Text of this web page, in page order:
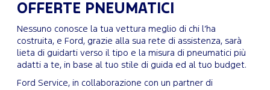
OFFERTE PNEUMATICI
Nessuno conosce la tua vettura meglio di chi l’ha
costruita, e Ford, grazie alla sua rete di assistenza, sarà
lieta di guidarti verso il tipo e la misura di pneumatici più
adatti a te, in base al tuo stile di guida ed al tuo budget.
Ford Service, in collaborazione con un partner di